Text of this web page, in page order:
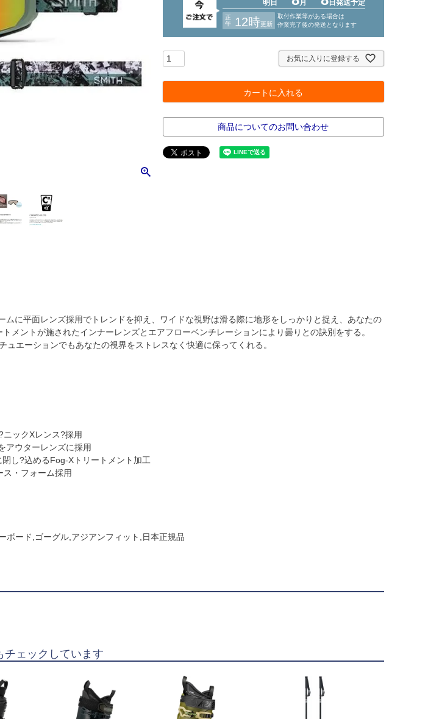
お気に入りに登録する
カートに入れる
商品についてのお問い合わせ
ムに平面レンズ採用でトレンドを抑え、ワイドな視野は滑る際に地形をしっかりと捉え、あなたの
メントが施されたインナーレンズとエアフローベンチレーションにより曇りとの訣別をする。
エーションでもあなたの視界をストレスなく快適に保ってくれる。
ックXレンス?採用
アウターレンズに採用
し?込めるFog-Xトリートメント加工
・フォーム採用
ボード,ゴーグル,アジアンフィット,日本正規品
チェックしています